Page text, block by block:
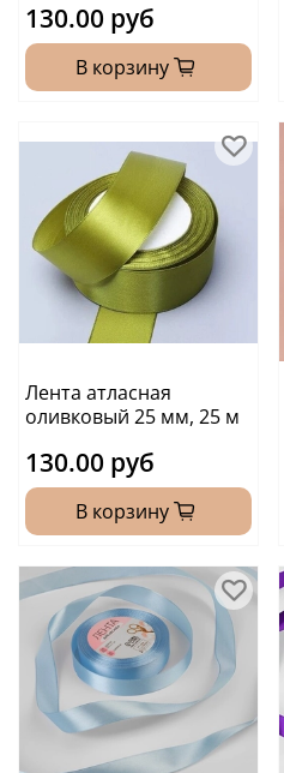
130.00 руб
В корзину
Лента атласная
оливковый 25 мм, 25 м
130.00 руб
В корзину